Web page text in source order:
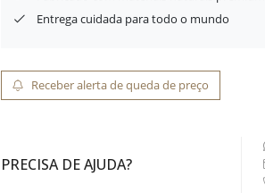
Entrega cuidada para todo o mundo
Receber alerta de queda de preço
PRECISA DE AJUDA?